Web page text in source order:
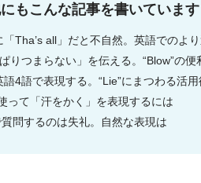
もこんな記事を書いています
Tha’s all」だと不自然。英語でのよ
りつまらない」を伝える。“Blow”の便
語4語で表現する。“Lie”にまつわる活
って「汗をかく」を表現するには
問するのは失礼。自然な表現は